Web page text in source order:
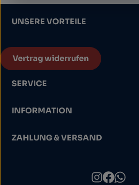
UNSERE VORTEILE
Vertrag widerrufen
SERVICE
INFORMATION
ZAHLUNG & VERSAND